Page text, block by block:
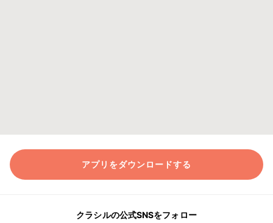
アプリをダウンロードする
クラシルの公式SNSをフォロー